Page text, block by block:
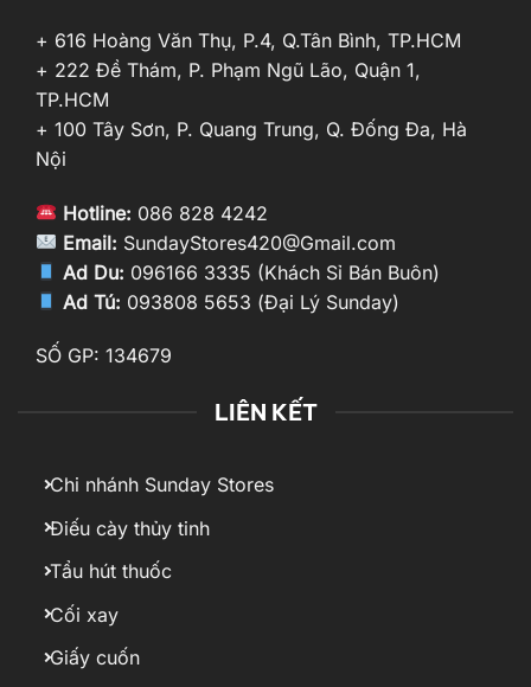
+ 616 Hoàng Văn Thụ, P.4, Q.Tân Bình, TP.HCM
+ 222 Đề Thám, P. Phạm Ngũ Lão, Quận 1,
TP.HCM
+ 100 Tây Sơn, P. Quang Trung, Q. Đống Đa, Hà
Nội
Hotline: 086 828 4242
Email: SundayStores420@Gmail.com
Ad Du: 096166 3335 (Khách Sỉ Bán Buôn)
Ad Tú: 093808 5653 (Đại Lý Sunday)
SỐ GP: 134679
LIÊN KẾT
Chi nhánh Sunday Stores
Điếu cày thủy tinh
Tẩu hút thuốc
Cối xay
Giấy cuốn